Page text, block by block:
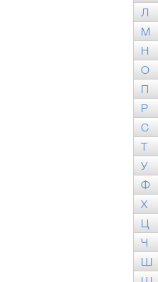
Л
М
Н
О
П
Р
С
Т
У
Ф
Х
Ц
Ч
Ш